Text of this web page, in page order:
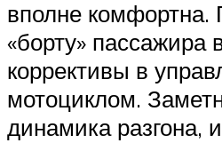
вполне комфортна.
«борту» пассажира
коррективы в
мотоциклом.
динамика разгона,